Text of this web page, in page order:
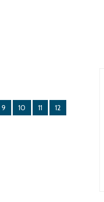
9 10 11 12